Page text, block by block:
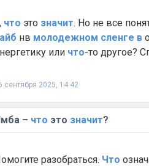
что это значит. Но не все
нв молодежном сленге в
или что-то другое?
сентября 2025, 14:42
– что это значит?
разобраться. Что